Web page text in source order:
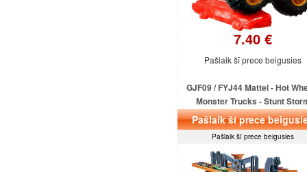
7.40 €
Pašlaik šī prece beigusies
GJF09 / FYJ44 Mattel - Hot
Monster Trucks - Stunt
Pašlaik šī prece
Pašlaik šī prece beigusies